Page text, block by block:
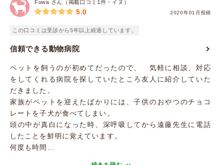
Fuwa さん（掲載口コミ1件・イヌ）
2020年01月投稿
5.0
この口コミは受診から5年以上経過しています。
信頼できる動物病院
ペットを飼うのが初めてだったので、 気軽に相談、対応
をしてくれる病院を探していたところ友人に紹介していた
だきました。
家族がペットを迎えたばかりには、子供のおやつのチョコ
レートを子犬が食べてしまい。
頭の中が真白になった時、深呼吸してから遠藤先生に電話
したことを鮮明に覚えています。
何度も時間...